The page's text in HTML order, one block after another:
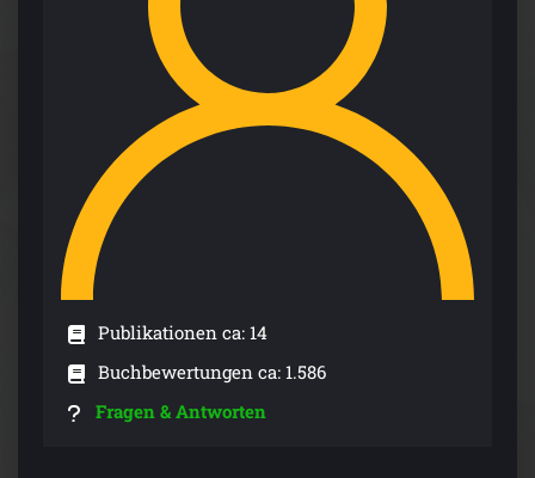
Publikationen ca: 14
Buchbewertungen ca: 1.586
Fragen & Antworten